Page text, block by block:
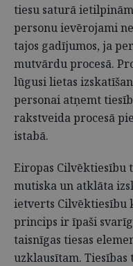
tiesu saturā
personu ievērojami
tajos gadījumos, ja
mutvārdu procesā.
lūgusi lietas
personai atņemt
rakstveida procesā
istabā.
Eiropas Cilvēktiesību
mutiska un atklāta
ietverts Cilvēktiesību
princips ir īpaši
taisnīgas tiesas
uzklausītam.